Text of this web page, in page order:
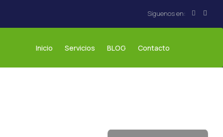
Inicio Servicios BLOG Contacto